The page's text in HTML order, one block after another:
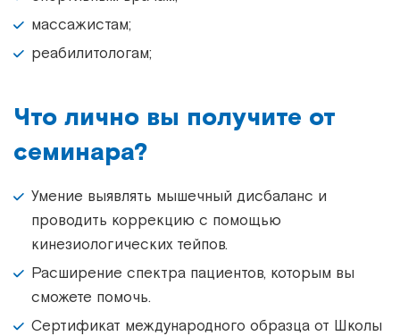
массажистам;
реабилитологам;
Что лично вы получите от
семинара?
Умение выявлять мышечный дисбаланс и
проводить коррекцию с помощью
кинезиологических тейпов.
Расширение спектра пациентов, которым вы
сможете помочь.
Сертификат международного образца от Школы